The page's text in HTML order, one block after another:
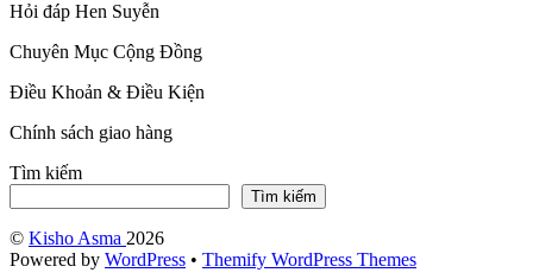
Hỏi đáp Hen Suyễn
Chuyên Mục Cộng Đồng
Điều Khoản & Điều Kiện
Chính sách giao hàng
Tìm kiếm
Tìm kiếm
© Kisho Asma 2026
Powered by WordPress • Themify WordPress Themes